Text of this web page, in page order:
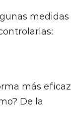
medidas
más eficaz
De la